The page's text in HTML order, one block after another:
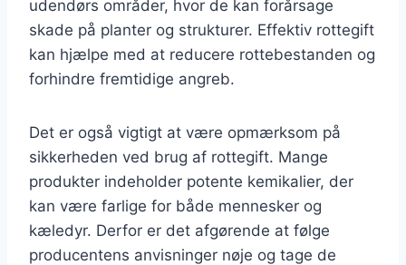
udendørs områder, hvor de kan forårsage
skade på planter og strukturer. Effektiv rottegift
kan hjælpe med at reducere rottebestanden og
forhindre fremtidige angreb.
Det er også vigtigt at være opmærksom på
sikkerheden ved brug af rottegift. Mange
produkter indeholder potente kemikalier, der
kan være farlige for både mennesker og
kæledyr. Derfor er det afgørende at følge
producentens anvisninger nøje og tage de